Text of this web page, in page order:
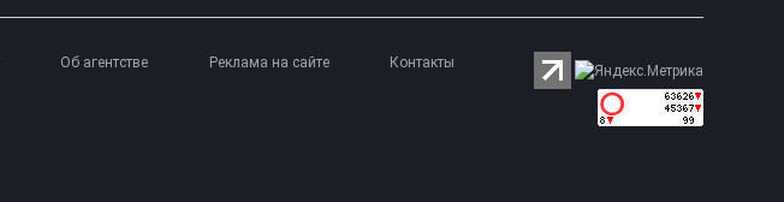
из Актау требует
Об агентстве Реклама на сайте Контакты